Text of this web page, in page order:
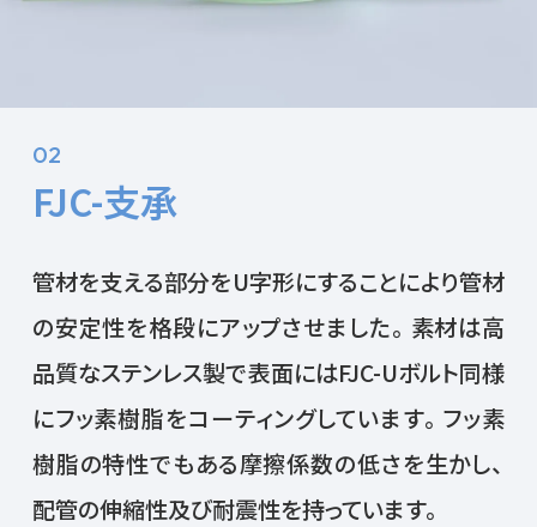
02
FJC-支承
管材を支える部分をU字形にすることにより管材
の安定性を格段にアップさせました。素材は高
品質なステンレス製で表面にはFJC-Uボルト同様
にフッ素樹脂をコーティングしています。フッ素
樹脂の特性でもある摩擦係数の低さを生かし、
配管の伸縮性及び耐震性を持っています。